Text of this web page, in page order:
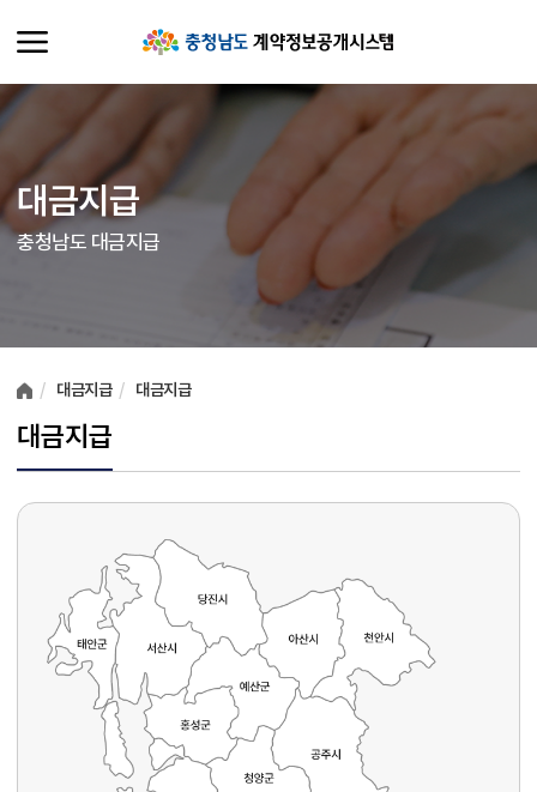
대금지급
충청남도 대금지급
대금지급 대금지급
대금지급
여러분들의 의견을 남겨주세요.